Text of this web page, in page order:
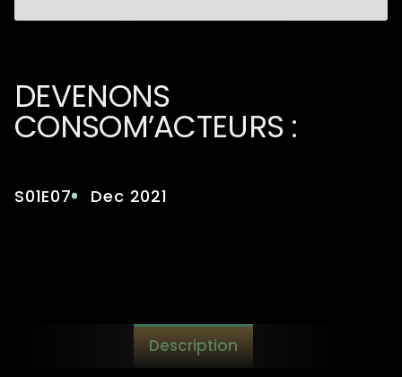
DEVENONS
CONSOM’ACTEURS :
AVEC LE RÉSEAU F.A.I.R.E
S01E07 Dec 2021
Description